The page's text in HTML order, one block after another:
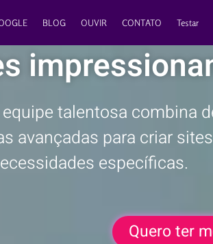
BLOG OUVIR CONTATO Testar
talentosa combina
avançadas para criar
específicas.
Quero ter